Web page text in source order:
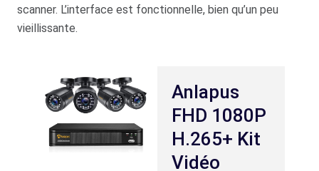
scanner. L’interface est fonctionnelle, bien qu’un peu
vieillissante.
Anlapus
FHD 1080P
H.265+ Kit
Vidéo